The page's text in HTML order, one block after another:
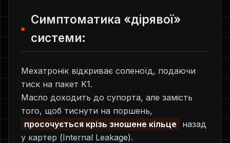
Симптоматика «дірявої»
системи:
Мехатронік відкриває соленоїд, подаючи
тиск на пакет K1.
Масло доходить до супорта, але замість
того, щоб тиснути на поршень,
просочується крізь зношене кільце
назад
у картер (Internal Leakage).